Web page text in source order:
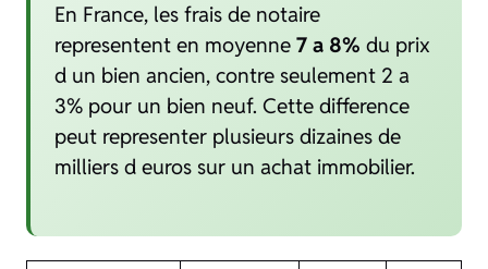
En France, les frais de notaire
representent en moyenne 7 a 8% du prix
d un bien ancien, contre seulement 2 a
3% pour un bien neuf. Cette difference
peut representer plusieurs dizaines de
milliers d euros sur un achat immobilier.